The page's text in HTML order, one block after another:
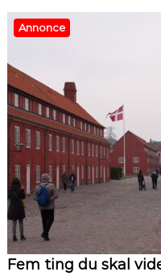
Annonce
Fem ting du skal